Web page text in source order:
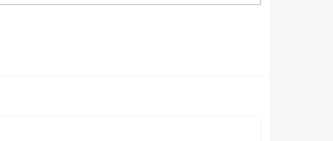
правильные цветовые условия и описания. Но несмотря на наши